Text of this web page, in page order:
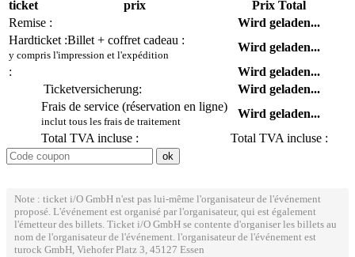
ticket
prix
Prix Total
Remise :
Wird geladen...
Hardticket :Billet + coffret cadeau :
y compris l'impression et l'expédition
Wird geladen...
:
Wird geladen...
Ticketversicherung:
Wird geladen...
Frais de service (réservation en ligne)
inclut tous les frais de traitement
Wird geladen...
Total TVA incluse :
Total TVA incluse :
Note : ticket i/O GmbH n'est pas lui-même l'organisateur de l'événement
proposé. L'événement est organisé par l'organisateur, qui est également
l'émetteur des billets. Ticket i/O GmbH se contente d'organiser les billets au
nom de l'organisateur de l'événement. l'organisateur de l'événement est
turock GmbH, Viehofer Platz 3, 45127 Essen